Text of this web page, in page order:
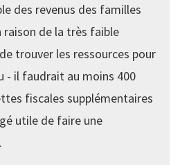
des revenus des familles
raison de la très faible
trouver les ressources pour
- il faudrait au moins 400
fiscales supplémentaires
utile de faire une